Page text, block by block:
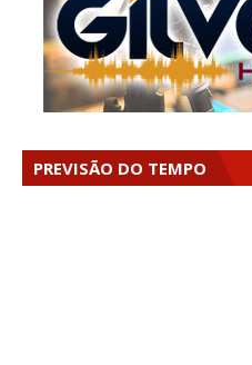
PREVISÃO DO TEMPO